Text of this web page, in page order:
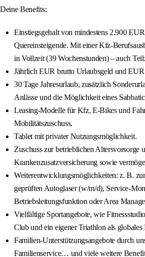
Deine Benefits:
Einstiegsgehalt von mindestens 2.900
Quereinsteigende. Mit einer Kfz-
in Vollzeit (39 Wochenstunden) – auch
Jährlich EUR brutto Urlaubsgeld und
30 Tage Jahresurlaub, zusätzlich
Anlässe und die Möglichkeit eines
Leasing-Modelle für Kfz, E-Bikes und
Mobilitätszuschuss.
Tablet mit privater Nutzungsmöglichkeit.
Zuschuss zur betrieblichen Altersvorsorge
Krankenzusatzversicherung sowie
Weiterentwicklungsmöglichkeiten: z. B.
geprüften Autoglaser (w/m/d), Service-
Betriebsleitungsfunktion oder Area
Vielfältige Sportangebote, wie
Club und ein eigener Triathlon als globales
Familien-Unterstützungsangebote durch
Familienservice… und viele weitere